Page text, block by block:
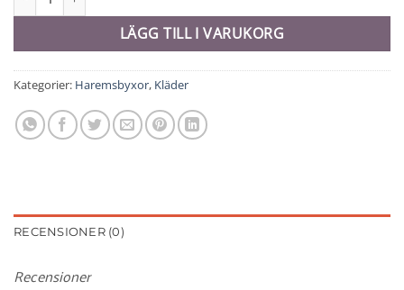
LÄGG TILL I VARUKORG
Kategorier: Haremsbyxor, Kläder
RECENSIONER (0)
Recensioner